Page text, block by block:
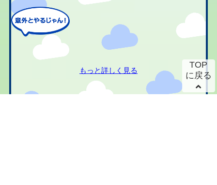
もっと詳しく見る
TOP
に戻る